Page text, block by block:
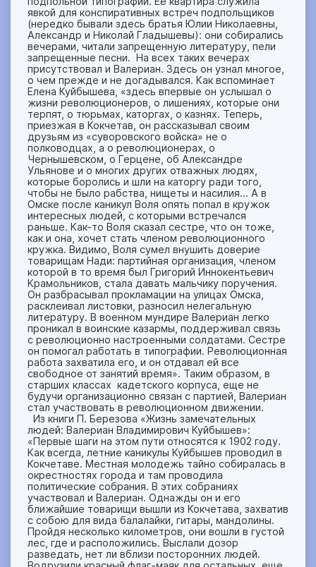
явкой для конспиративных встреч подпольщиков
(нередко бывали здесь братья Юлии Николаевны,
Александр и Николай Гладышевы): они собирались
вечерами, читали запрещенную литературу, пели
запрещенные песни. На всех таких вечерах
присутствовал и Валериан. Здесь он узнал многое,
о чем прежде и не догадывался. Как вспоминает
Елена Куйбышева, «здесь впервые он услышал о
жизни революционеров, о лишениях, которые они
терпят, о тюрьмах, каторгах, о казнях. Теперь,
приезжая в Кокчетав, он рассказывал своим
друзьям из «суворовского войска» не о
полководцах, а о революционерах, о
Чернышевском, о Герцене, об Александре
Ульянове и о многих других отважных людях,
которые боролись и шли на каторгу ради того,
чтобы не было рабства, нищеты и насилия… А в
Омске после каникул Воля опять попал в кружок
интересных людей, с которыми встречался
раньше. Как-то Воля сказал сестре, что он тоже,
как и она, хочет стать членом революционного
кружка. Видимо, Воля сумел внушить доверие
товарищам Нади: партийная организация, членом
которой в то время был Григорий Иннокентьевич
Крамольников, стала давать мальчику поручения.
Он разбрасывал прокламации на улицах Омска,
расклеивал листовки, разносил нелегальную
литературу. В военном мундире Валериан легко
проникал в воинские казармы, поддерживал связь
с революционно настроенными солдатами. Сестре
он помогал работать в типографии. Революционная
работа захватила его, и он отдавал ей все
свободное от занятий время». Таким образом, в
старших классах кадетского корпуса, еще не
будучи организационно связан с партией, Валериан
стал участвовать в революционном движении.
Из книги П. Березова «Жизнь замечательных
людей: Валериан Владимирович Куйбышев»:
«Первые шаги на этом пути относятся к 1902 году.
Как всегда, летние каникулы Куйбышев проводил в
Кокчетаве. Местная молодежь тайно собиралась в
окрестностях города и там проводила
политические собрания. В этих собраниях
участвовал и Валериан. Однажды он и его
ближайшие товарищи вышли из Кокчетава, захватив
с собою для вида балалайки, гитары, мандолины.
Пройдя несколько километров, они вошли в густой
лес, где и расположились. Выслали дозор
разведать, нет ли вблизи посторонних людей.